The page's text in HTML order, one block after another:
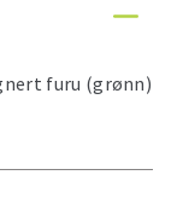
furu (grønn)